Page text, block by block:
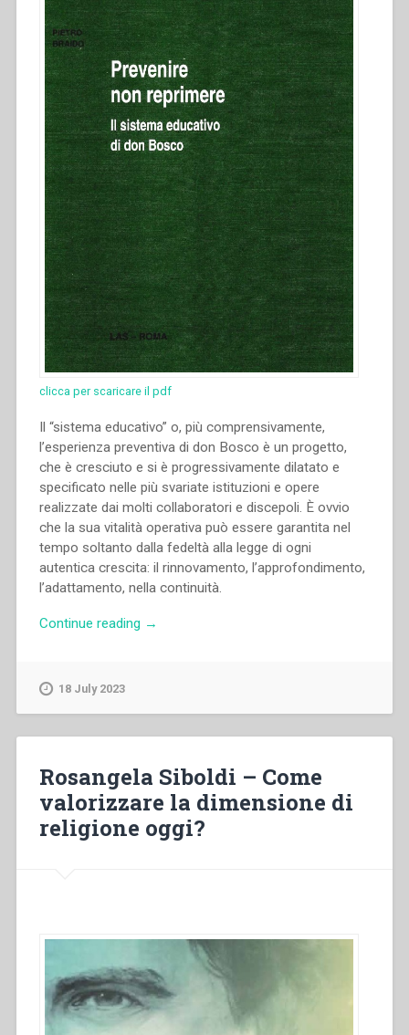
clicca per scaricare il pdf
Il “sistema educativo” o, più comprensivamente,
l’esperienza preventiva di don Bosco è un progetto,
che è cresciuto e si è progressivamente dilatato e
specificato nelle più svariate istituzioni e opere
realizzate dai molti collaboratori e discepoli. È ovvio
che la sua vitalità operativa può essere garantita nel
tempo soltanto dalla fedeltà alla legge di ogni
autentica crescita: il rinnovamento, l’approfondimento,
l’adattamento, nella continuità.
Continue reading “Pietro
educativo
di
don
Bosco”
→
18 July 2023
Rosangela Siboldi – Come
valorizzare la dimensione di
religione oggi?